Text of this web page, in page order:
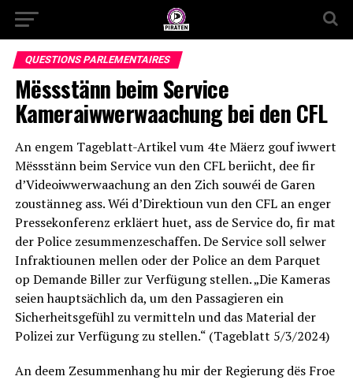
QUESTIONS PARLEMENTAIRES
Mëssstänn beim Service
Kameraiwwerwaachung bei den CFL
An engem Tageblatt-Artikel vum 4te Mäerz gouf iwwert
Mëssstänn beim Service vun den CFL beriicht, dee fir
d’Videoiwwerwaachung an den Zich souwéi de Garen
zoustänneg ass. Wéi d’Direktioun vun den CFL an enger
Pressekonferenz erkläert huet, ass de Service do, fir mat
der Police zesummenzeschaffen. De Service soll selwer
Infraktiounen mellen oder der Police an dem Parquet
op Demande Biller zur Verfügung stellen. „Die Kameras
seien hauptsächlich da, um den Passagieren ein
Sicherheitsgefühl zu vermitteln und das Material der
Polizei zur Verfügung zu stellen.“ (Tageblatt 5/3/2024)
An deem Zesummenhang hu mir der Regierung dës Froe